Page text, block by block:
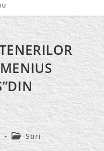
Post
category:
Stiri